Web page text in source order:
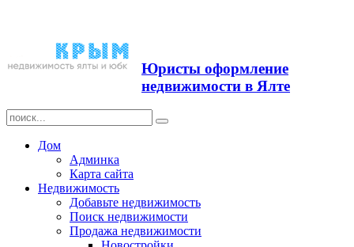
Юристы оформление
недвижимости в Ялте
Дом
Админка
Карта сайта
Недвижимость
Добавьте недвижимость
Поиск недвижимости
Продажа недвижимости